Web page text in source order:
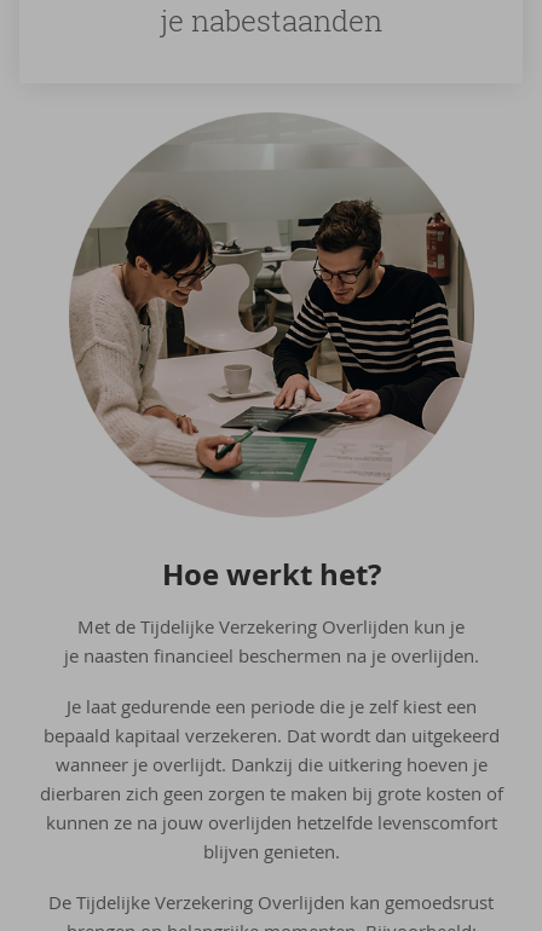
je nabestaanden
Hoe werkt het?
Met de Tijdelijke Verzekering Overlijden kun je
je naasten financieel beschermen na je overlijden.
Je laat gedurende een periode die je zelf kiest een
bepaald kapitaal verzekeren. Dat wordt dan uitgekeerd
wanneer je overlijdt. Dankzij die uitkering hoeven je
dierbaren zich geen zorgen te maken bij grote kosten of
kunnen ze na jouw overlijden hetzelfde levenscomfort
blijven genieten.
De Tijdelijke Verzekering Overlijden kan gemoedsrust